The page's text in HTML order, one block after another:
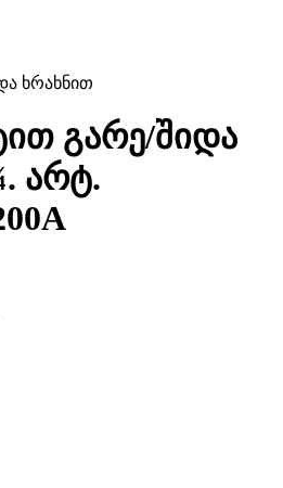
ხრახნით
გარე/შიდა
არტ.